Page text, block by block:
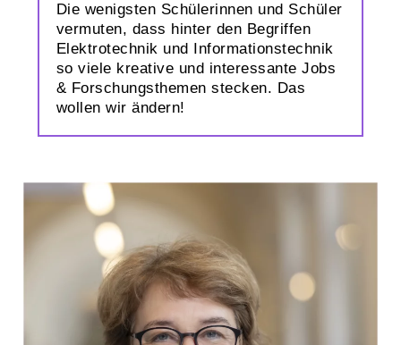
Die wenigsten Schülerinnen und Schüler
vermuten, dass hinter den Begriffen
Elektro­technik und Informations­technik
so viele kreative und interessante Jobs
& Forschungs­themen stecken. Das
wollen wir ändern!